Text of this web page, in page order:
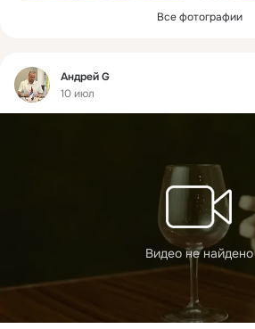
Все фотографии
Фид
Андрей G
10 июл
Видео не найдено